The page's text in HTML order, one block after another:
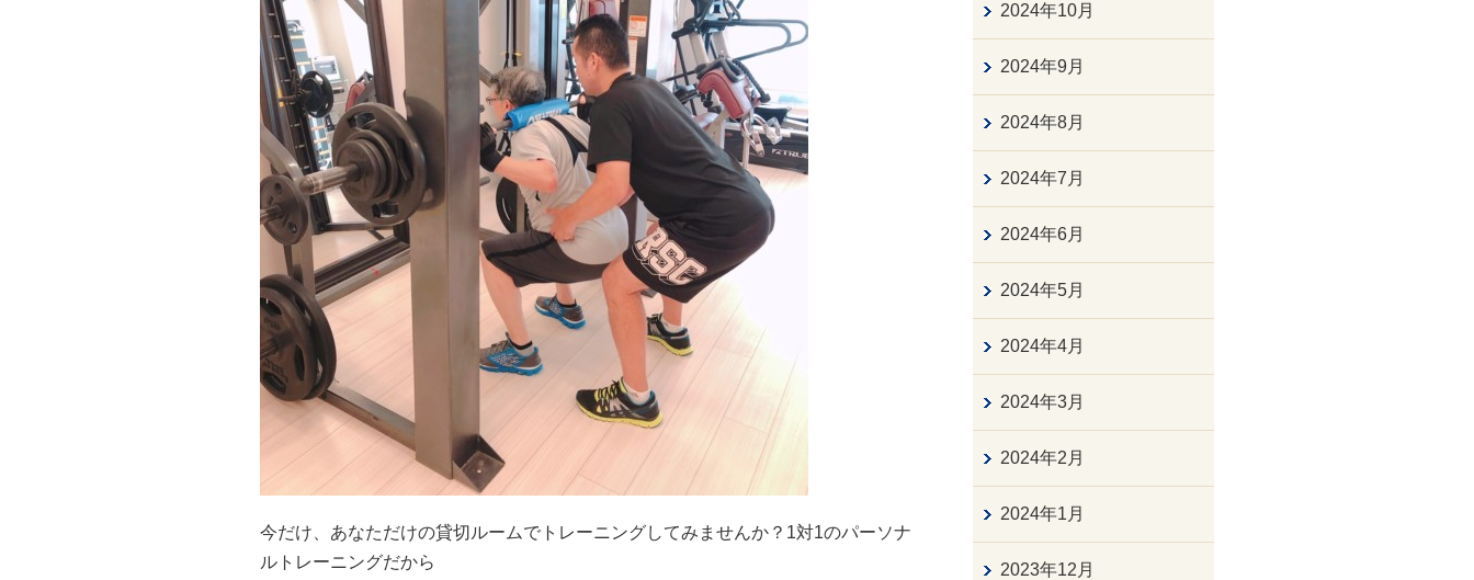
今だけ、あなただけの貸切ルームでトレーニングしてみませんか？1対1のパーソナ
ルトレーニングだから
2024年10月
2024年9月
2024年8月
2024年7月
2024年6月
2024年5月
2024年4月
2024年3月
2024年2月
2024年1月
2023年12月